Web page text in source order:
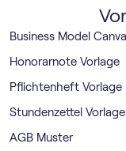
Business Model
Honorarnote Vorlage
Pflichtenheft Vorlage
Stundenzettel Vorlage
AGB Muster